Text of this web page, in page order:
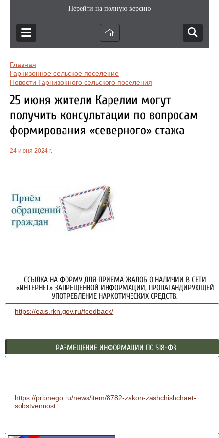
Перейти на полную версию
Главная →
Гарнизонное сельское поселение →
Новости Гарнизонного сельского поселения
25 июня жители Карелии могут
получить консультации по вопросам
формирования «северного» стажа
24 июня 2024 г.
ССЫЛКА НА ФОРМУ ДЛЯ ПРИЕМА ЖАЛОБ О НАЛИЧИИ В СЕТИ
«ИНТЕРНЕТ» ЗАПРЕЩЕННОЙ ИНФОРМАЦИИ, ПРОПАГАНДИРУЮЩЕЙ
УПОТРЕБЛЕНИЕ НАРКОТИЧЕСКИХ СРЕДСТВ.
https://eais.rkn.gov.ru/feedback/
РАЗМЕЩЕНИЕ ИНФОРМАЦИИ ПО 518-ФЗ
https://prionego.ru/news/item/8782-zakon-zashchishchaet-
sobstvennost